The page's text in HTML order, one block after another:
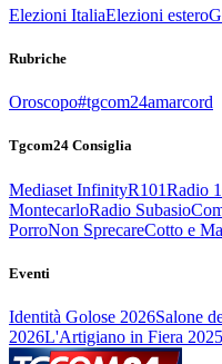
Elezioni ItaliaElezioni estero
Rubriche
Oroscopo#tgcom24amarcord
Tgcom24 Consiglia
Mediaset InfinityR101Radio
MontecarloRadio Subasio
PorroNon SprecareCotto e
Eventi
Identità Golose 2026Salone
2026L'Artigiano in Fiera 2025